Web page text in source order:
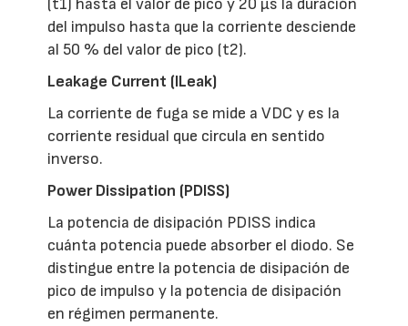
del impulso hasta que la corriente desciende
al 50 % del valor de pico (t2).
Leakage Current (ILeak)
La corriente de fuga se mide a VDC y es la
corriente residual que circula en sentido
inverso.
Power Dissipation (PDISS)
La potencia de disipación PDISS indica
cuánta potencia puede absorber el diodo. Se
distingue entre la potencia de disipación de
pico de impulso y la potencia de disipación
en régimen permanente.